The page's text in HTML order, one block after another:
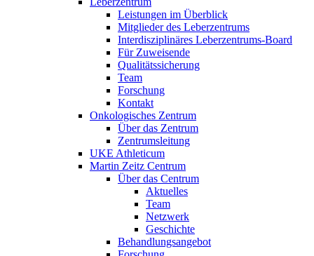
Leistungen im Überblick
Mitglieder des Leberzentrums
Interdisziplinäres Leberzentrums-Board
Für Zuweisende
Qualitätssicherung
Team
Forschung
Kontakt
Onkologisches Zentrum
Über das Zentrum
Zentrumsleitung
UKE Athleticum
Martin Zeitz Centrum
Über das Centrum
Aktuelles
Team
Netzwerk
Geschichte
Behandlungsangebot